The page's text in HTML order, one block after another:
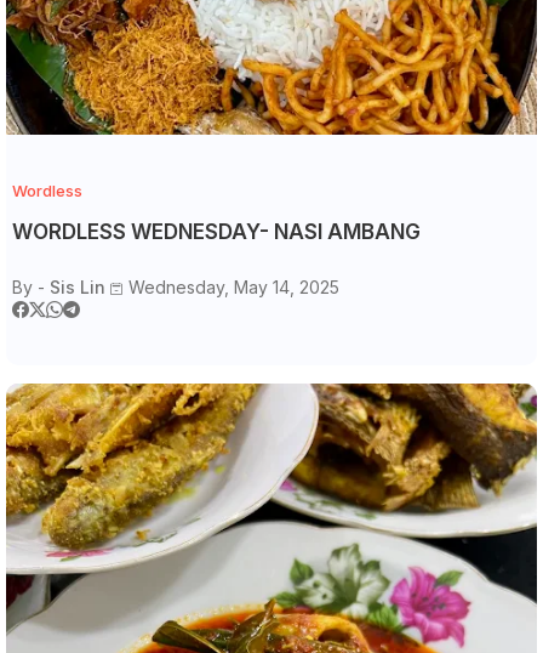
Wordless
WORDLESS WEDNESDAY- NASI AMBANG
By - Sis Lin Wednesday, May 14, 2025